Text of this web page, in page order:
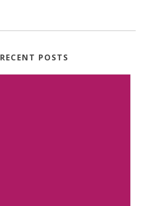
RECENT POSTS